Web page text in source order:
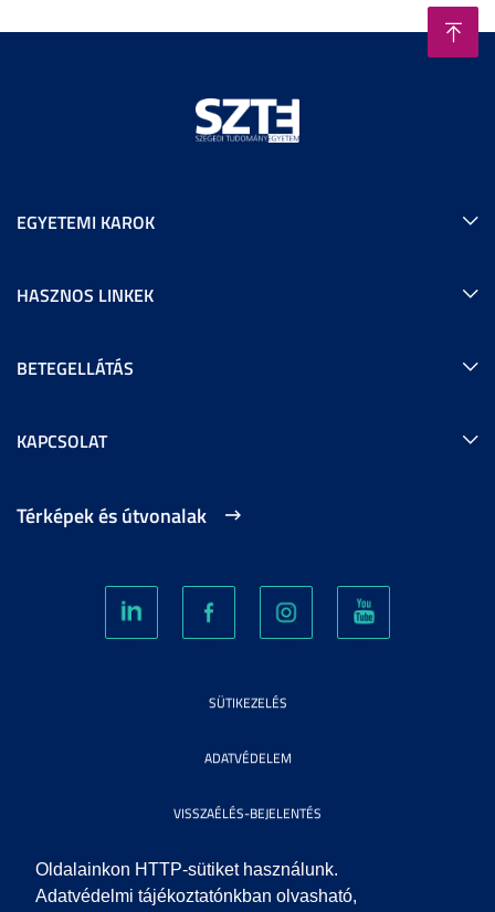
Oldalainkon HTTP-sütiket használunk.
Adatvédelmi tájékoztatónkban olvasható,
EGYETEMI KAROK
HASZNOS LINKEK
BETEGELLÁTÁS
KAPCSOLAT
Térképek és útvonalak
SÜTIKEZELÉS
ADATVÉDELEM
VISSZAÉLÉS-BEJELENTÉS
KÖZÉRDEKŰ ADATOK